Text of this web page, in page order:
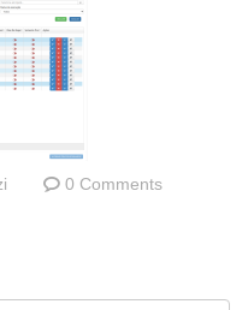
0 Comments